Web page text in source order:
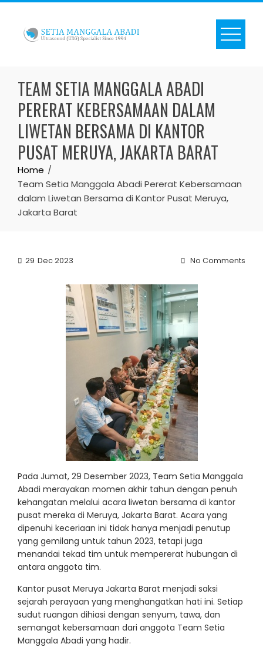
Skip
content
TEAM SETIA MANGGALA ABADI
PERERAT KEBERSAMAAN DALAM
LIWETAN BERSAMA DI KANTOR
PUSAT MERUYA, JAKARTA BARAT
Home
Team Setia Manggala Abadi Pererat Kebersamaan
dalam Liwetan Bersama di Kantor Pusat Meruya,
Jakarta Barat
29 Dec 2023 No Comments
Pada Jumat, 29 Desember 2023, Team Setia Manggala
Abadi merayakan momen akhir tahun dengan penuh
kehangatan melalui acara liwetan bersama di kantor
pusat mereka di Meruya, Jakarta Barat. Acara yang
dipenuhi keceriaan ini tidak hanya menjadi penutup
yang gemilang untuk tahun 2023, tetapi juga
menandai tekad tim untuk mempererat hubungan di
antara anggota tim.
Kantor pusat Meruya Jakarta Barat menjadi saksi
sejarah perayaan yang menghangatkan hati ini. Setiap
sudut ruangan dihiasi dengan senyum, tawa, dan
semangat kebersamaan dari anggota Team Setia
Manggala Abadi yang hadir.